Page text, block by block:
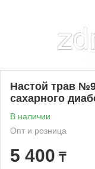
Настой трав
сахарного
В наличии
Опт и розница
5 400 ₸